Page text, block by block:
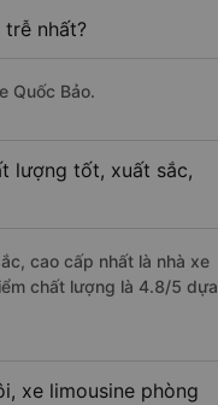
trễ nhất?
Quốc Bảo.
lượng tốt, xuất sắc,
cao cấp nhất là nhà xe
chất lượng là 4.8/5 dựa
xe limousine phòng